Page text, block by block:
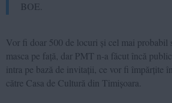
BOE.
Vor fi doar 500 de locuri și cel mai probabil
masca pe față, dar PMT n-a făcut încă
intra pe bază de invitații, ce vor fi împărțite
către Casa de Cultură din Timișoara.